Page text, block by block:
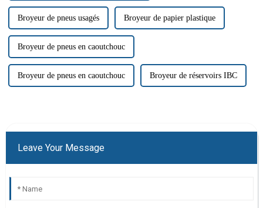
Broyeur de pneus usagés Broyeur de papier plastique
Broyeur de pneus en caoutchouc
Broyeur de pneus en caoutchouc Broyeur de réservoirs IBC
Leave Your Message